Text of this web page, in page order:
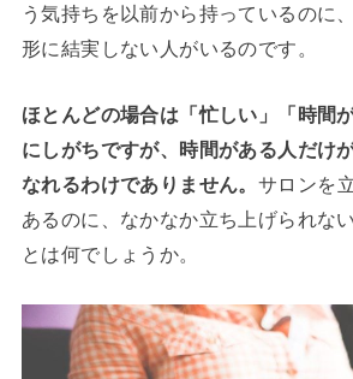
う気持ちを以前から持っているのに
形に結実しない人がいるのです。
ほとんどの場合は「忙しい」「時間
にしがちですが、時間がある人だけ
なれるわけでありません。 サロンを
あるのに、なかなか立ち上げられな
とは何でしょうか。